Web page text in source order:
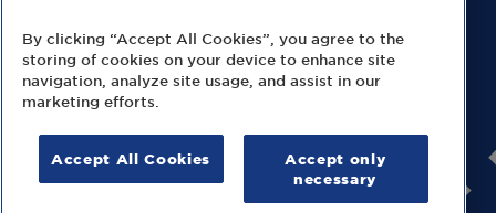
© 2026 MECA Sweden AB
By clicking “Accept All Cookies”, you agree to the
storing of cookies on your device to enhance site
navigation, analyze site usage, and assist in our
marketing efforts.
Accept All Cookies
Accept only
necessary